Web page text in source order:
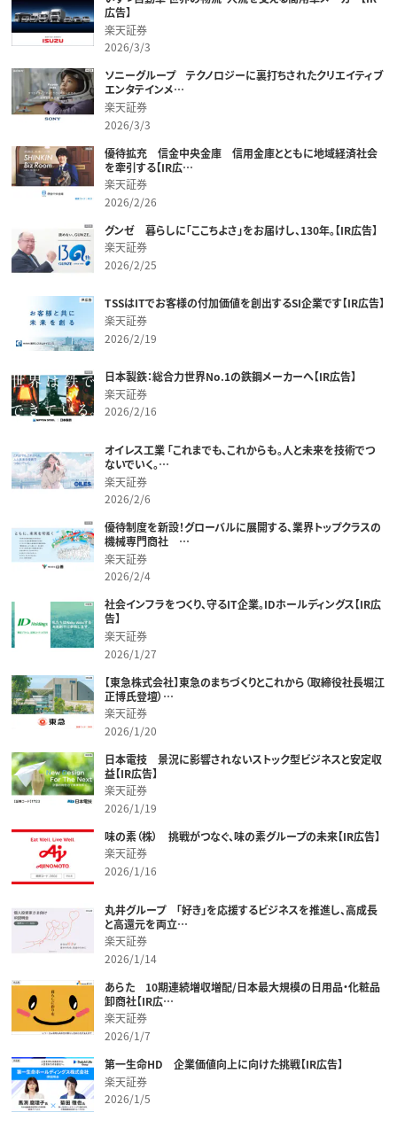
広告】
楽天証券
2026/3/3
ソニーグループ テクノロジーに裏打ちされたクリエイティブ
エンタテインメ…
楽天証券
2026/3/3
優待拡充 信金中央金庫 信用金庫とともに地域経済社会
を牽引する【IR広…
楽天証券
2026/2/26
グンゼ 暮らしに「ここちよさ」をお届けし、130年。【IR広告】
楽天証券
2026/2/25
TSSはITでお客様の付加価値を創出するSI企業です【IR広告】
楽天証券
2026/2/19
日本製鉄：総合力世界No.1の鉄鋼メーカーへ【IR広告】
楽天証券
2026/2/16
オイレス工業 「これまでも、これからも。人と未来を技術でつ
ないでいく。…
楽天証券
2026/2/6
優待制度を新設！グローバルに展開する、業界トップクラスの
機械専門商社 …
楽天証券
2026/2/4
社会インフラをつくり、守るIT企業。IDホールディングス【IR広
告】
楽天証券
2026/1/27
【東急株式会社】東急のまちづくりとこれから（取締役社長堀江
正博氏登壇）…
楽天証券
2026/1/20
日本電技 景況に影響されないストック型ビジネスと安定収
益【IR広告】
楽天証券
2026/1/19
味の素（株） 挑戦がつなぐ、味の素グループの未来【IR広告】
楽天証券
2026/1/16
丸井グループ 「好き」を応援するビジネスを推進し、高成長
と高還元を両立…
楽天証券
2026/1/14
あらた 10期連続増収増配/日本最大規模の日用品・化粧品
卸商社【IR広…
楽天証券
2026/1/7
第一生命HD 企業価値向上に向けた挑戦【IR広告】
楽天証券
2026/1/5